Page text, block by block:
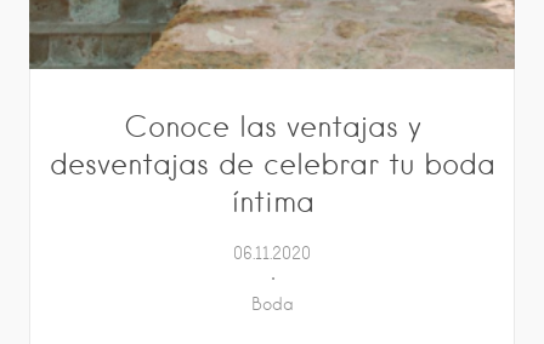
Conoce las ventajas y
desventajas de celebrar tu boda
íntima
06.11.2020
Boda